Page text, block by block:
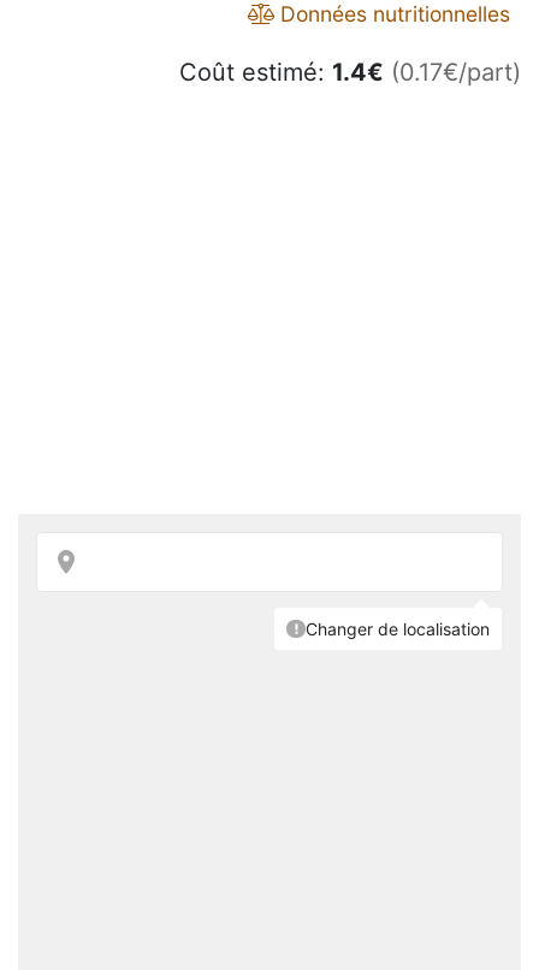
Données nutritionnelles
Coût estimé: 1.4€ (0.17€/part)